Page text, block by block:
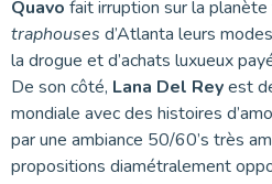
Quavo fait irruption sur la
traphouses d’Atlanta leurs
la drogue et d’achats luxueux
De son côté, Lana Del Reyest
mondiale avec des histoires
par une ambiance 50/60’s très
propositions diamétralement